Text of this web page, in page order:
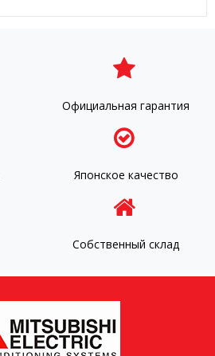
Официальная гарантия
Японское качество
Собственный склад